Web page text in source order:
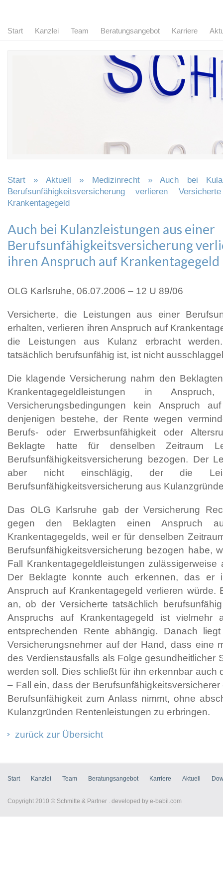
Start Kanzlei Team Beratungsangebot Karriere
Start » Aktuell » Medizinrecht» Auch bei
Berufsunfähigkeitsversicherung verlieren
Krankentagegeld
Auch bei Kulanzleistungen aus einer
Berufsunfähigkeitsversicherung
ihren Anspruch auf Krankentagegeld
OLG Karlsruhe, 06.07.2006 – 12 U 89/06
Versicherte, die Leistungen aus einer
erhalten, verlieren ihren Anspruch auf
die Leistungen aus Kulanz erbracht
tatsächlich berufsunfähig ist, ist nicht
Die klagende Versicherung nahm den
Krankentagegeldleistungen in
Versicherungsbedingungen kein Anspruch
denjenigen bestehe, der Rente wegen
Berufs- oder Erwerbsunfähigkeit oder
Beklagte hatte für denselben Zeitraum
Berufsunfähigkeitsversicherung bezogen. Der
aber nicht einschlägig, der die
Berufsunfähigkeitsversicherung aus
Das OLG Karlsruhe gab der Versicherung
gegen den Beklagten einen Anspruch
Krankentagegelds, weil er für denselben
Berufsunfähigkeitsversicherung bezogen habe,
Fall Krankentagegeldleistungen zulässigerweise
Der Beklagte konnte auch erkennen, das er
Anspruch auf Krankentagegeld verlieren würde.
an, ob der Versicherte tatsächlich
Anspruchs auf Krankentagegeld ist vielmehr
entsprechenden Rente abhängig. Danach
Versicherungsnehmer auf der Hand, dass eine
des Verdienstausfalls als Folge gesundheitlicher
werden soll. Dies schließt für ihn erkennbar auch
– Fall ein, dass der
Berufsunfähigkeit zum Anlass nimmt, ohne
Kulanzgründen Rentenleistungen zu erbringen.
zurück zur Übersicht
Start Kanzlei Team Beratungsangebot Karriere Aktuell
Copyright 2010 © Schmitte & Partner . developed by e-babil.com